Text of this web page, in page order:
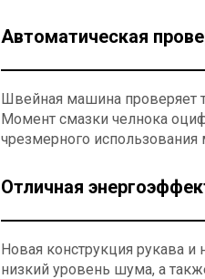
Автоматическая
Швейная машина проверяет
Момент смазки челнока
чрезмерного использования
Отличная
Новая конструкция рукава
низкий уровень шума, а